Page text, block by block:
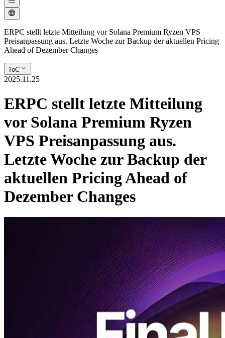
ERPC stellt letzte Mitteilung vor Solana Premium Ryzen VPS
Preisanpassung aus. Letzte Woche zur Backup der aktuellen Pricing
Ahead of Dezember Changes
ToC
2025.11.25
ERPC stellt letzte Mitteilung
vor Solana Premium Ryzen
VPS Preisanpassung aus.
Letzte Woche zur Backup der
aktuellen Pricing Ahead of
Dezember Changes